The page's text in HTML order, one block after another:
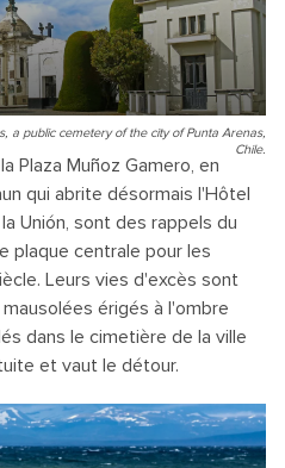
a public cemetery of the city of Punta Arenas,
Chile.
Plaza Muñoz Gamero, en
qui abrite désormais l'Hôtel
Unión, sont des rappels du
plaque centrale pour les
Leurs vies d'excès sont
érigés à l'ombre
dans le cimetière de la ville
et vaut le détour.